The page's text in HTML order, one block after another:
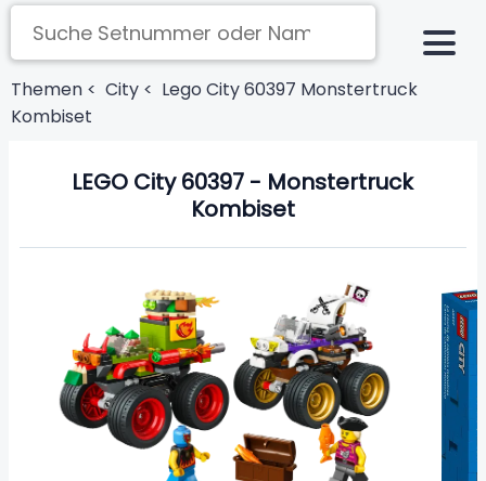
Themen < City < Lego City 60397 Monstertruck
Kombiset
LEGO City 60397 - Monstertruck
Kombiset